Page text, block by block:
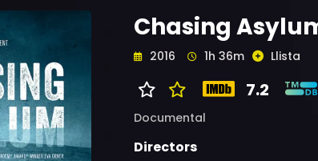
Chasing
2016 1h 36m Llista
7.2
Documental
Directors